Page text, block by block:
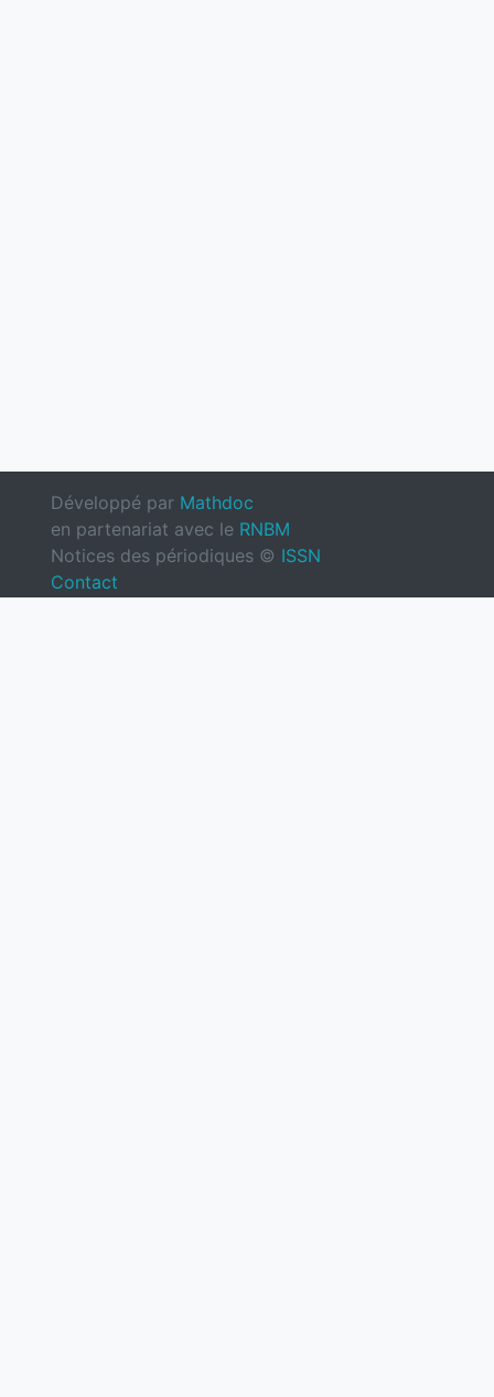
Développé par Mathdoc
en partenariat avec le RNBM
Notices des périodiques © ISSN
Contact